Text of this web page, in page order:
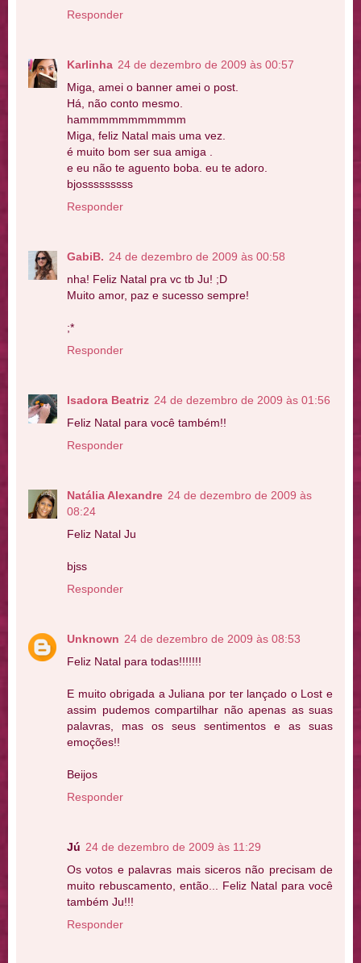
Responder
Karlinha 24 de dezembro de 2009 às 00:57
Miga, amei o banner amei o post.
Há, não conto mesmo.
hammmmmmmmmmm
Miga, feliz Natal mais uma vez.
é muito bom ser sua amiga .
e eu não te aguento boba. eu te adoro.
bjosssssssss
Responder
GabiB. 24 de dezembro de 2009 às 00:58
nha! Feliz Natal pra vc tb Ju! ;D
Muito amor, paz e sucesso sempre!
;*
Responder
Isadora Beatriz 24 de dezembro de 2009 às 01:56
Feliz Natal para você também!!
Responder
Natália Alexandre 24 de dezembro de 2009 às
08:24
Feliz Natal Ju
bjss
Responder
Unknown 24 de dezembro de 2009 às 08:53
Feliz Natal para todas!!!!!!!
E muito obrigada a Juliana por ter lançado o Lost e
assim pudemos compartilhar não apenas as suas
palavras, mas os seus sentimentos e as suas
emoções!!
Beijos
Responder
Jú 24 de dezembro de 2009 às 11:29
Os votos e palavras mais siceros não precisam de
muito rebuscamento, então... Feliz Natal para você
também Ju!!!
Responder